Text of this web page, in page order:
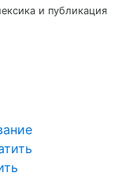
и публикация